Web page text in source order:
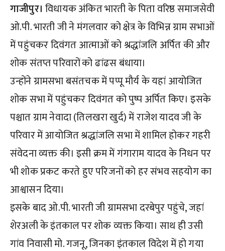
गाजीपुर। विधायक अंकित भारती के पिता वरिष्ठ समाजसेवी
ओ.पी. भारती जी ने मंगलवार को क्षेत्र के विभिन्न ग्राम सभाओं
में पहुंचकर दिवंगत आत्माओं को श्रद्धांजलि अर्पित की और
शोक संतप्त परिवारों को ढांढस बंधाया।
उन्होंने ग्रामसभा बसंतचक में पप्पू मौर्य के यहां आयोजित
शोक सभा में पहुंचकर दिवंगत को पुष्प अर्पित किए। इसके
पश्चात ग्राम नेवादा (तिलखरा खुर्द) में राजेश यादव जी के
परिवार में आयोजित श्रद्धांजलि सभा में शामिल होकर गहरी
संवेदना व्यक्त की। इसी क्रम में गंगाराम यादव के निधन पर
भी शोक प्रकट करते हुए परिजनों को हर संभव सहयोग का
आश्वासन दिया।
इसके बाद ओ.पी. भारती जी ग्रामसभा दरबेपुर पहुंचे, जहां
शेरअली के इंतकाल पर शोक व्यक्त किया। साथ ही उसी
गांव निवासी मो. गजनू, जिनका इंतकाल विदेश में हो गया